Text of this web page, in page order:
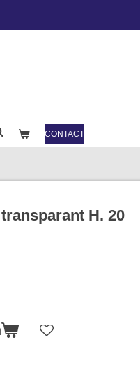
CONTACT
H. 20